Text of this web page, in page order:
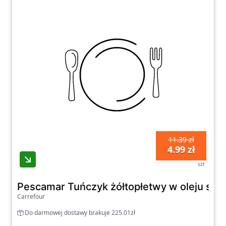
przygotowywaniu posiłków, a jednocześnie
cieszyć się pysznymi potrawami wysokiej
jakości. Zapraszamy do zapoznania się z
naszym bogatym asortymentem i odkrycia
smaków gotowych dań, które umilą Ci
11.39 zł
4.99 zł
szt
Pescamar Tuńczyk żółtopłetwy w oleju
Carrefour
Do darmowej dostawy brakuje 225.01zł